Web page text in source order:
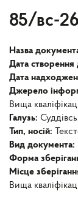
85/вс-26
Назва
Дата створення
Дата
Джерело
Вища
Галузь:
Тип, носій:
Вид документа:
Форма
Місце
Вища